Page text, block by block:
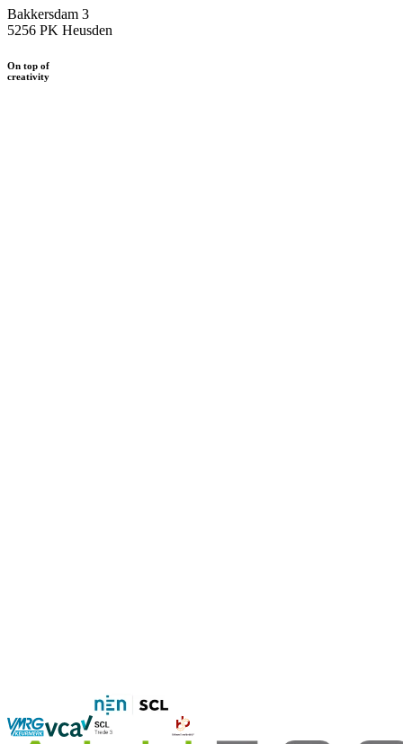
Bakkersdam 3
5256 PK Heusden
On top of
creativity